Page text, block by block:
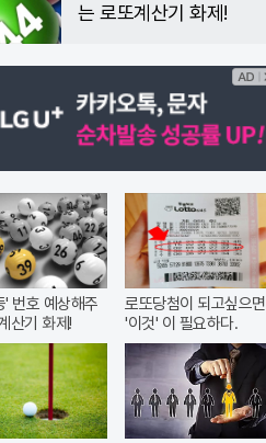
는 로또계산기 화제!
' 번호 예상해주
산기 화제!
로또당첨이 되고싶으면
'이것' 이 필요하다.